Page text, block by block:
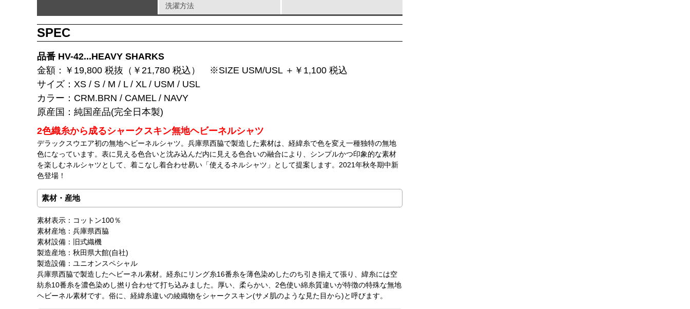
SPEC
品番 HV-42...HEAVY SHARKS
金額：￥19,800 税抜（￥21,780 税込） ※SIZE USM/USL ＋￥1,100 税込
サイズ：XS / S / M / L / XL / USM / USL
カラー：CRM.BRN / CAMEL / NAVY
原産国：純国産品(完全日本製)
2色織糸から成るシャークスキン無地ヘビーネルシャツ
デラックスウエア初の無地ヘビーネルシャツ。兵庫県西脇で製造した素材は、経緯糸で色を変え一種独特の無地
色になっています。表に見える色合いと沈み込んだ内に見える色合いの融合により、シンプルかつ印象的な素材
を楽しむネルシャツとして、着こなし着合わせ易い「使えるネルシャツ」として提案します。2021年秋冬期中新
色登場！
素材・産地
素材表示：コットン100％
素材産地：兵庫県西脇
素材設備：旧式織機
製造産地：秋田県大館(自社)
製造設備：ユニオンスペシャル
兵庫県西脇で製造したヘビーネル素材。経糸にリング糸16番糸を薄色染めしたのち引き揃えて張り、緯糸には空
紡糸10番糸を濃色染めし撚り合わせて打ち込みました。厚い、柔らかい、2色使い綿糸質違いが特徴の特殊な無地
ヘビーネル素材です。俗に、経緯糸違いの綾織物をシャークスキン(サメ肌のような見た目から)と呼びます。
洗濯方法